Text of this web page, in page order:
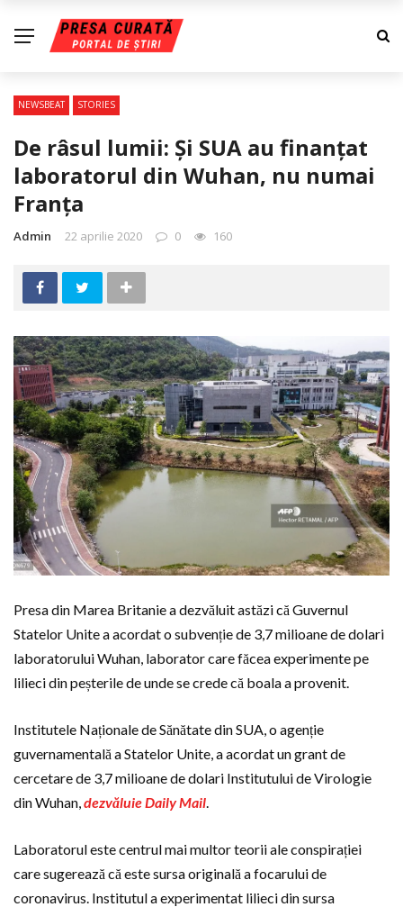
NEWSBEAT STORIES
De râsul lumii: Şi SUA au finanţat
laboratorul din Wuhan, nu numai
Franţa
Admin 22 aprilie 2020 0 160
Presa din Marea Britanie a dezvăluit astăzi că Guvernul
Statelor Unite a acordat o subvenție de 3,7 milioane de dolari
laboratorului Wuhan, laborator care făcea experimente pe
lilieci din peșterile de unde se crede că boala a provenit.
Institutele Naționale de Sănătate din SUA, o agenție
guvernamentală a Statelor Unite, a acordat un grant de
cercetare de 3,7 milioane de dolari Institutului de Virologie
din Wuhan, dezvăluie Daily Mail
Laboratorul este centrul mai multor teorii ale conspirației
care sugerează că este sursa originală a focarului de
coronavirus. Institutul a experimentat lilieci din sursa